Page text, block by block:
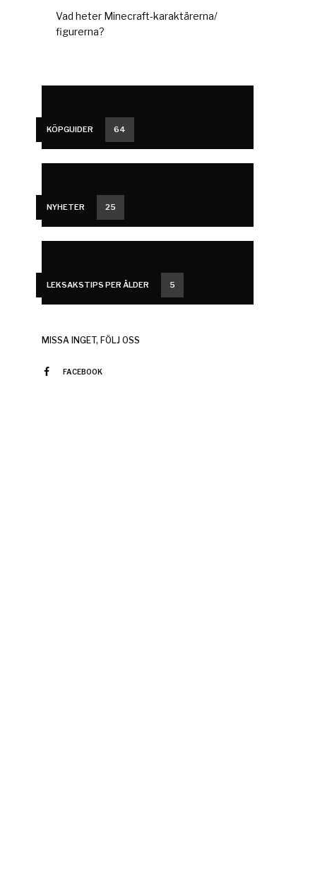
Vad heter Minecraft-karaktärerna/
figurerna?
KÖPGUIDER 64
NYHETER 25
LEKSAKSTIPS PER ÅLDER 5
MISSA INGET, FÖLJ OSS
FACEBOOK